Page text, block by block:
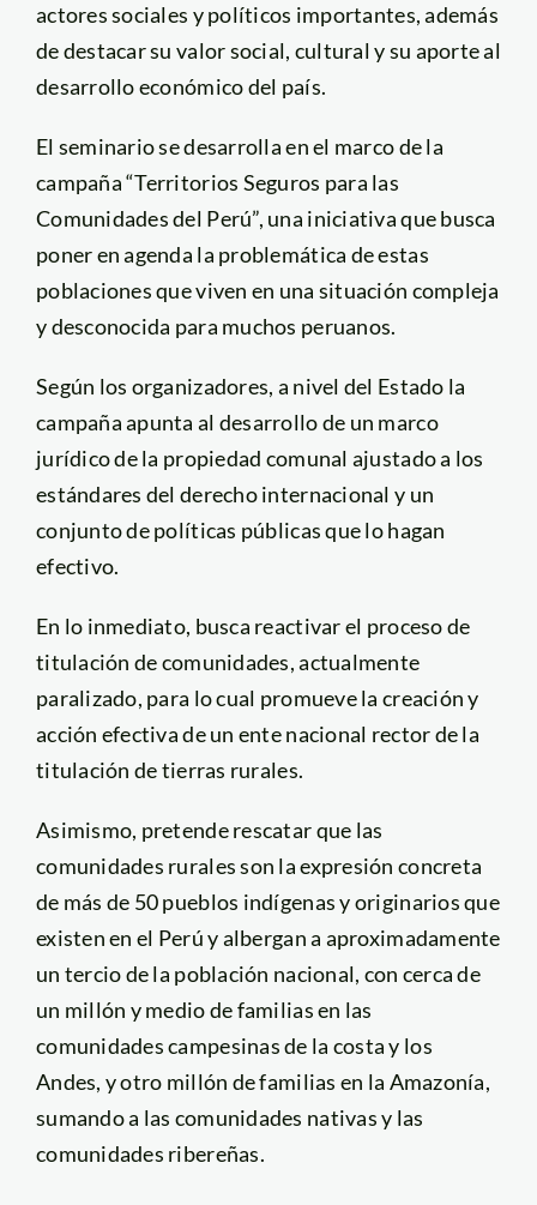
actores sociales y políticos importantes, además
de destacar su valor social, cultural y su aporte al
desarrollo económico del país.
El seminario se desarrolla en el marco de la
campaña “Territorios Seguros para las
Comunidades del Perú”, una iniciativa que busca
poner en agenda la problemática de estas
poblaciones que viven en una situación compleja
y desconocida para muchos peruanos.
Según los organizadores, a nivel del Estado la
campaña apunta al desarrollo de un marco
jurídico de la propiedad comunal ajustado a los
estándares del derecho internacional y un
conjunto de políticas públicas que lo hagan
efectivo.
En lo inmediato, busca reactivar el proceso de
titulación de comunidades, actualmente
paralizado, para lo cual promueve la creación y
acción efectiva de un ente nacional rector de la
titulación de tierras rurales.
Asimismo, pretende rescatar que las
comunidades rurales son la expresión concreta
de más de 50 pueblos indígenas y originarios que
existen en el Perú y albergan a aproximadamente
un tercio de la población nacional, con cerca de
un millón y medio de familias en las
comunidades campesinas de la costa y los
Andes, y otro millón de familias en la Amazonía,
sumando a las comunidades nativas y las
comunidades ribereñas.